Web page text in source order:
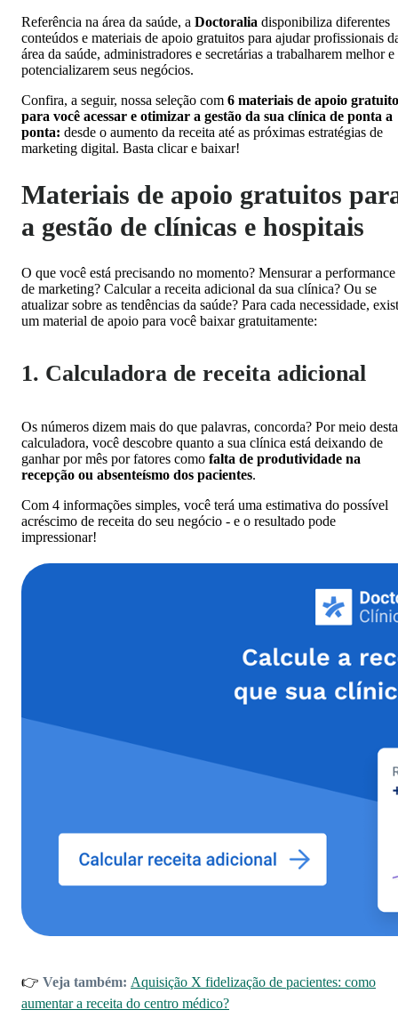
Referência na área da saúde, a Doctoralia disponibiliza diferentes
conteúdos e materiais de apoio gratuitos para ajudar profissionais
área da saúde, administradores e secretárias a trabalharem melhor e
potencializarem seus negócios.
Confira, a seguir, nossa seleção com 6 materiais de apoio
para você acessar e otimizar a gestão da sua clínica de ponta a
ponta: desde o aumento da receita até as próximas estratégias de
marketing digital. Basta clicar e baixar!
Materiais de apoio gratuitos
a gestão de clínicas e hospitais
O que você está precisando no momento? Mensurar a performance
de marketing? Calcular a receita adicional da sua clínica? Ou se
atualizar sobre as tendências da saúde? Para cada necessidade,
um material de apoio para você baixar gratuitamente:
1. Calculadora de receita adicional
Os números dizem mais do que palavras, concorda? Por meio desta
calculadora, você descobre quanto a sua clínica está deixando de
ganhar por mês por fatores como falta de produtividade na
recepção ou absenteísmo dos pacientes.
Com 4 informações simples, você terá uma estimativa do possível
acréscimo de receita do seu negócio - e o resultado pode
impressionar!
👉 Veja também: Aquisição X fidelização de pacientes: como
aumentar a receita do centro médico?